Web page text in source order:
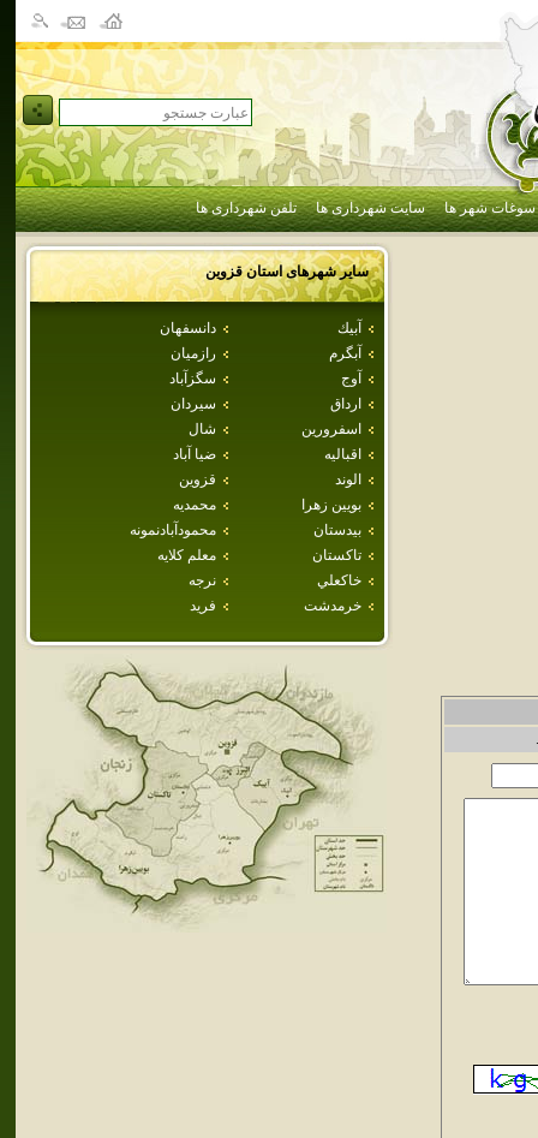
سوغات شهر ها سایت شهرداری ها تلفن شهرداری ها
سایر شهرهای استانقزوين
آبيك
دانسفهان
آبگرم
رازميان
آوج
سگزآباد
ارداق
سيردان
اسفرورين
شال
اقباليه
ضيا آباد
الوند
قزوين
بويين زهرا
محمديه
بيدستان
محمودآبادنمونه
تاكستان
معلم كلايه
خاكعلي
نرجه
خرمدشت
فريد